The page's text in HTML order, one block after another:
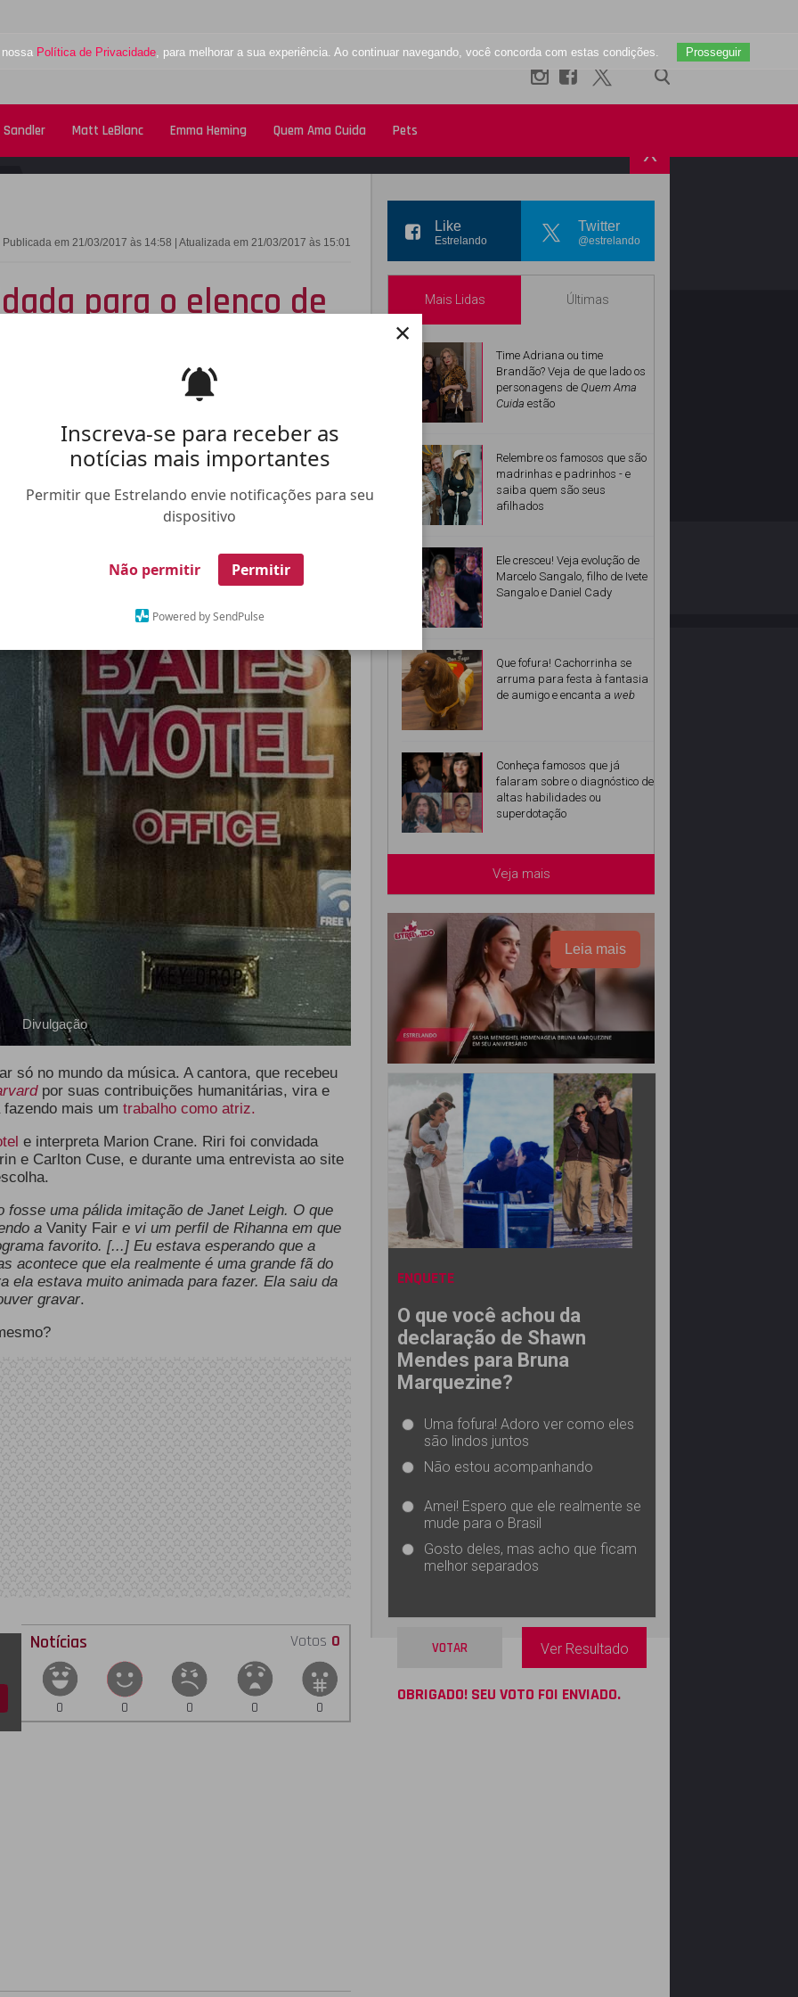
Inscreva-se para receber as
notícias mais importantes
Permitir que Estrelando envie notificações para seu
dispositivo
Não permitir Permitir
Powered by SendPulse
×
Política de Privacidade, para melhorar a sua experiência. Ao continuar navegando, você concorda com estas condições. Prosseguir
Sandler Matt LeBlanc Emma Heming Quem Ama Cuida Pets
X
Publicada em 21/03/2017 às 14:58 | Atualizada em 21/03/2017 às 15:01
para o elenco de
muito fã da série
Crane
Whatsapp
Divulgação
só no mundo da música. A cantora, que recebeu
por suas contribuições humanitárias, vira e
mais um trabalho como atriz.
e interpreta Marion Crane. Riri foi convidada
e Carlton Cuse, e durante uma entrevista ao site
uma pálida imitação de Janet Leigh. O que
aVanity Fair e vi um perfil de Rihanna em que
favorito. [...] Eu estava esperando que a
acontece que ela realmente é uma grande fã do
ela estava muito animada para fazer. Ela saiu da
gravar.
Notícias Votos 0
0 0 0 0 0
Like
Estrelando
Twitter
@estrelando
Mais Lidas Últimas
Time Adriana ou time
Brandão? Veja de que lado os
personagens de Quem Ama
Cuida estão
Relembre os famosos que são
madrinhas e padrinhos - e
saiba quem são seus
afilhados
Ele cresceu! Veja evolução de
Marcelo Sangalo, filho de Ivete
Sangalo e Daniel Cady
Que fofura! Cachorrinha se
arruma para festa à fantasia
de aumigo e encanta a web
Conheça famosos que já
falaram sobre o diagnóstico de
altas habilidades ou
superdotação
Veja mais
Leia mais
ENQUETE
O que você achou da
declaração de Shawn
Mendes para Bruna
Marquezine?
Uma fofura! Adoro ver como eles
são lindos juntos
Não estou acompanhando
Amei! Espero que ele realmente se
mude para o Brasil
Gosto deles, mas acho que ficam
melhor separados
VOTAR Ver Resultado
OBRIGADO! SEU VOTO FOI ENVIADO.
INSTAGRAM
TRABALHE NO ESTRELANDO
Desenvolvido por